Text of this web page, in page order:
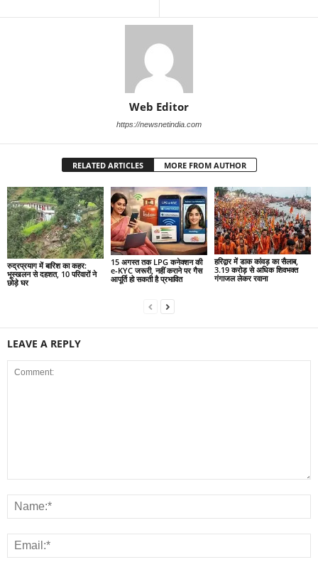
Web Editor
https://newsnetindia.com
RELATED ARTICLES MORE FROM AUTHOR
रुद्रप्रयाग में बारिश का कहर:
भूस्खलन से दहशत, 10 परिवारों ने
छोड़े घर
15 अगस्त तक LPG कनेक्शन की
e-KYC जरूरी, नहीं कराने पर गैस
आपूर्ति हो सकती है प्रभावित
हरिद्वार में डाक कांवड़ का सैलाब,
3.19 करोड़ से अधिक शिवभक्त
गंगाजल लेकर रवाना
LEAVE A REPLY